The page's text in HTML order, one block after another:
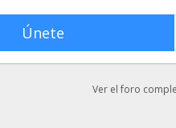
Únete
Ver el foro